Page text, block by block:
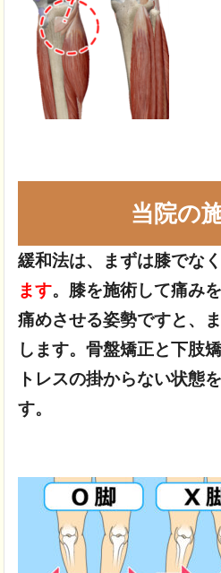
当院の
緩和法は、まずは膝でな
ます。膝を施術して痛み
痛めさせる姿勢ですと、
します。骨盤矯正と下肢
トレスの掛からない状態
す。